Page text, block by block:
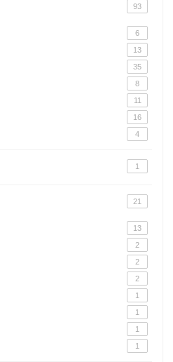
93
6
13
35
8
11
16
4
1
21
13
2
2
2
1
1
1
1